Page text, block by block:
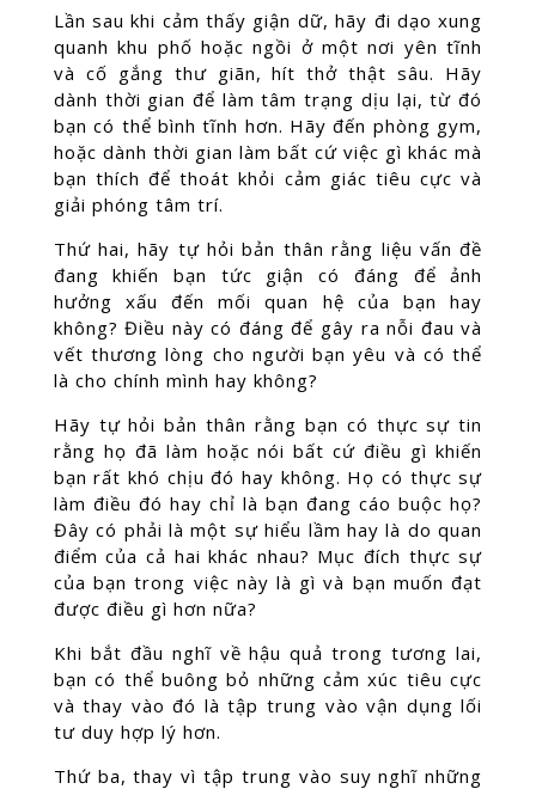
Lần sau khi cảm thấy giận dữ, hãy đi dạo xung
quanh khu phố hoặc ngồi ở một nơi yên tĩnh
và cố gắng thư giãn, hít thở thật sâu. Hãy
dành thời gian để làm tâm trạng dịu lại, từ đó
bạn có thể bình tĩnh hơn. Hãy đến phòng gym,
hoặc dành thời gian làm bất cứ việc gì khác mà
bạn thích để thoát khỏi cảm giác tiêu cực và
giải phóng tâm trí.
Thứ hai, hãy tự hỏi bản thân rằng liệu vấn đề
đang khiến bạn tức giận có đáng để ảnh
hưởng xấu đến mối quan hệ của bạn hay
không? Điều này có đáng để gây ra nỗi đau và
vết thương lòng cho người bạn yêu và có thể
là cho chính mình hay không?
Hãy tự hỏi bản thân rằng bạn có thực sự tin
rằng họ đã làm hoặc nói bất cứ điều gì khiến
bạn rất khó chịu đó hay không. Họ có thực sự
làm điều đó hay chỉ là bạn đang cáo buộc họ?
Đây có phải là một sự hiểu lầm hay là do quan
điểm của cả hai khác nhau? Mục đích thực sự
của bạn trong việc này là gì và bạn muốn đạt
được điều gì hơn nữa?
Khi bắt đầu nghĩ về hậu quả trong tương lai,
bạn có thể buông bỏ những cảm xúc tiêu cực
và thay vào đó là tập trung vào vận dụng lối
tư duy hợp lý hơn.
Thứ ba, thay vì tập trung vào suy nghĩ những